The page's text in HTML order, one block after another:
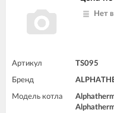
Нет
Артикул TS095
Бренд
Модель котла